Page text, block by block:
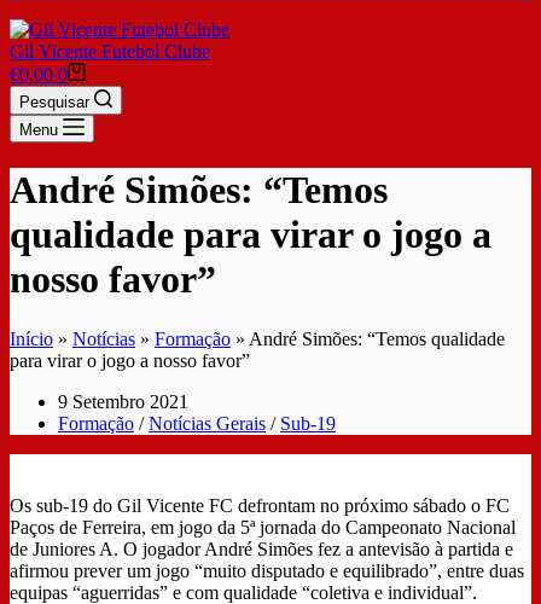
Gil Vicente Futebol Clube
€0,00 0
Pesquisar
Menu
André Simões: “Temos
qualidade para virar o jogo a
nosso favor”
Início » Notícias » Formação » André Simões: “Temos qualidade
para virar o jogo a nosso favor”
9 Setembro 2021
Formação /Notícias Gerais / Sub-19
Os sub-19 do Gil Vicente FC defrontam no próximo sábado o FC
Paços de Ferreira, em jogo da 5ª jornada do Campeonato Nacional
de Juniores A. O jogador André Simões fez a antevisão à partida e
afirmou prever um jogo “muito disputado e equilibrado”, entre duas
equipas “aguerridas” e com qualidade “coletiva e individual”.